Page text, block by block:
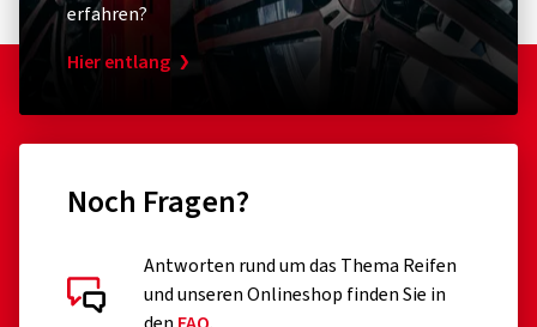
erfahren?
Hier entlang
Noch Fragen?
Antworten rund um das Thema Reifen
und unseren Onlineshop finden Sie in